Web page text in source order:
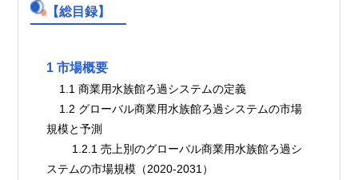
【総目録】
1 市場概要
    1.1 商業用水族館ろ過システムの定義
規模と予測
ステムの市場規模（2020-2031）